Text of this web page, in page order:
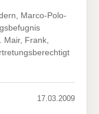
Marco-Polo-
Frank,
17.03.2009